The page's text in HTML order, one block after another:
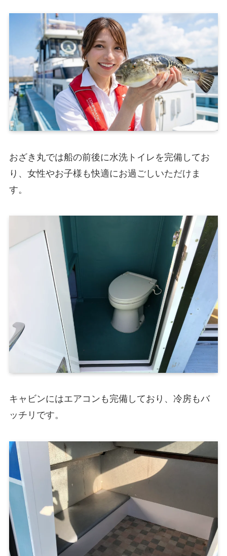
おざき丸では船の前後に水洗トイレを完備してお
り、女性やお子様も快適にお過ごしいただけま
す。
キャビンにはエアコンも完備しており、冷房もバ
ッチリです。